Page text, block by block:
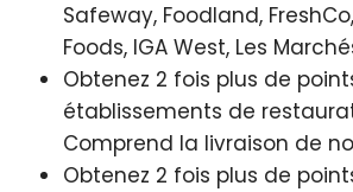
Safeway, Foodland,
Foods, IGA West, Les
Obtenez 2 fois plus de
établissements de
Comprend la livraison de
Obtenez 2 fois plus de